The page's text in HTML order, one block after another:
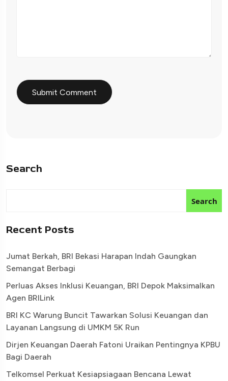
Search
Search
Recent Posts
Jumat Berkah, BRI Bekasi Harapan Indah Gaungkan
Semangat Berbagi
Perluas Akses Inklusi Keuangan, BRI Depok Maksimalkan
Agen BRILink
BRI KC Warung Buncit Tawarkan Solusi Keuangan dan
Layanan Langsung di UMKM 5K Run
Dirjen Keuangan Daerah Fatoni Uraikan Pentingnya KPBU
Bagi Daerah
Telkomsel Perkuat Kesiapsiagaan Bencana Lewat